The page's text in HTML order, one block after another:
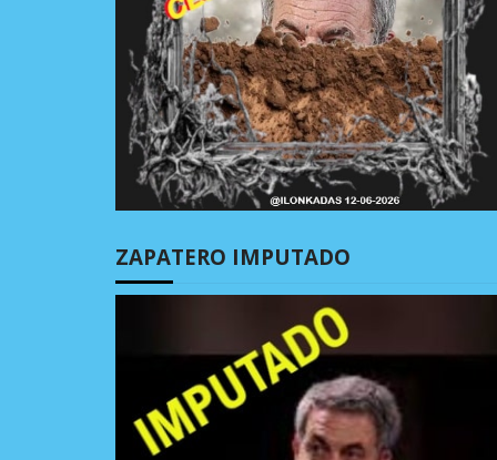
ZAPATERO IMPUTADO